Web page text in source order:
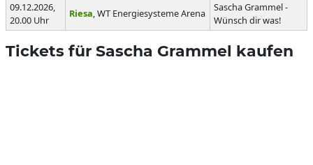
09.12.2026,
20.00 Uhr
Riesa, WT Energiesysteme Arena
Sascha Grammel -
Wünsch dir was!
Tickets für Sascha Grammel kaufen